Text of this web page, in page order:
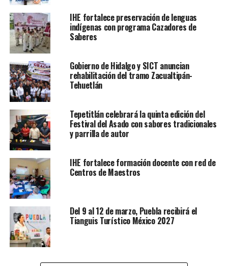
IHE fortalece preservación de lenguas
indígenas con programa Cazadores de
Saberes
Gobierno de Hidalgo y SICT anuncian
rehabilitación del tramo Zacualtipán-
Tehuetlán
Tepetitlán celebrará la quinta edición del
Festival del Asado con sabores tradicionales
y parrilla de autor
IHE fortalece formación docente con red de
Centros de Maestros
Del 9 al 12 de marzo, Puebla recibirá el
Tianguis Turístico México 2027